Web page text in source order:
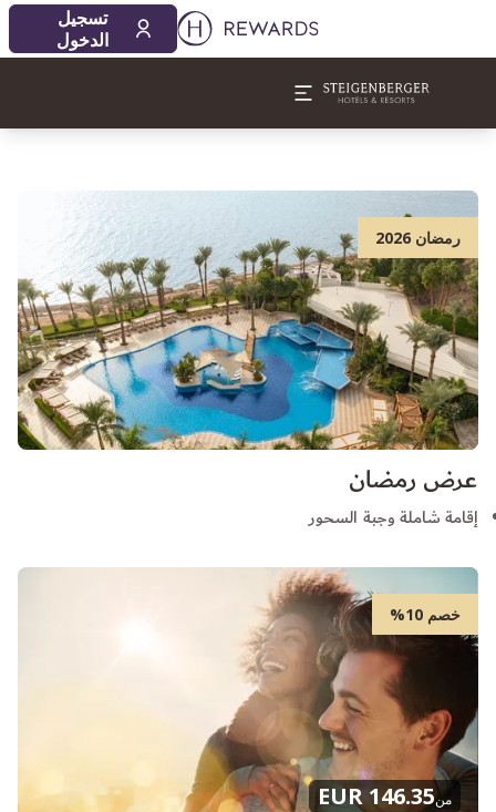
تسجيل
الدخول
رمضان 2026
عرض رمضان
إقامة شاملة وجبة السحور
خصم 10%
من146.35 EUR